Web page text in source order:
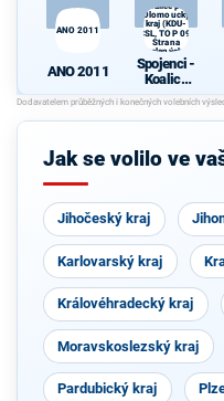
ANO 2011
ANO 2011
Koalice pro
Olomoucký
kraj (KDU-
ČSL, TOP 09,
Strana
zelených,
ProOlomouc)
Spojenci -
Koalice
pro
Olomouck
ý kraj
ČSL, TOP
ProOlomo
uc)
Jak se volilo ve
Jihočeský kraj
Karlovarský kraj
Královéhradecký kraj
Moravskoslezský kraj
Pardubický kraj